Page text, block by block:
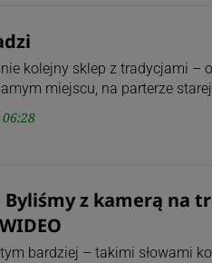
kolejny sklep z tradycjami –
miejscu, na parterze
z kamerą na
bardziej – takimi słowami